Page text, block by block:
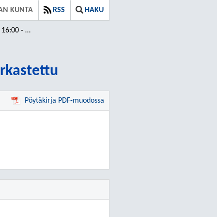
KUNTA RSS HAKU
Pöytäkirja PDF-muodossa